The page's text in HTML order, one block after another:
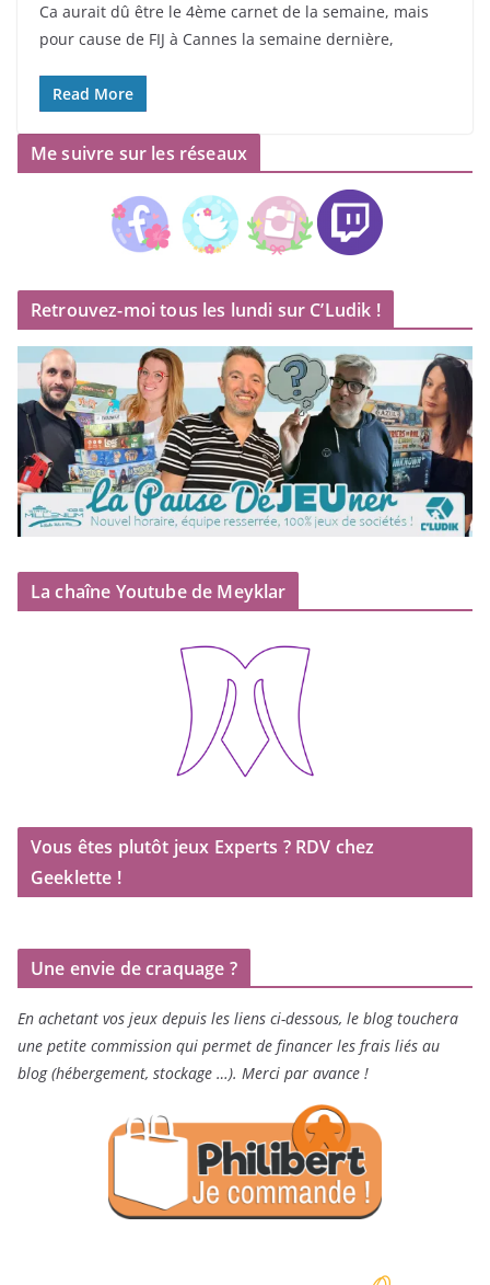
Ca aurait dû être le 4ème carnet de la semaine, mais
pour cause de FIJ à Cannes la semaine dernière,
Read More
Me suivre sur les réseaux
Retrouvez-moi tous les lundi sur C’Ludik !
La chaîne Youtube de Meyklar
Vous êtes plutôt jeux Experts ? RDV chez
Geeklette !
Une envie de craquage ?
En achetant vos jeux depuis les liens ci-dessous, le blog touchera
une petite commission qui permet de financer les frais liés au
blog (hébergement, stockage …). Merci par avance !